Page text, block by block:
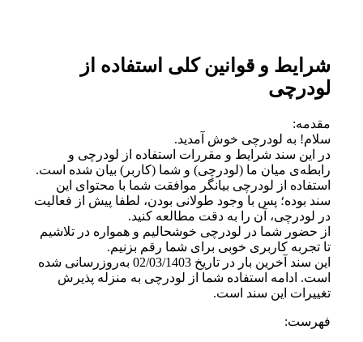
شرایط و قوانین کلی استفاده از
لودرچی
مقدمه:
سلام! به لودرچی خوش آمدید.
در این سند شرایط و مقررات استفاده از لودرچی و
رابطه‌ی میان ما (لودرچی) و شما (کاربر) بیان شده است.
استفاده از لودرچی بیانگر موافقت شما با محتوای این
سند بوده؛ پس با وجود طولانی بودن، لطفا پیش از فعالیت
در لودرچی، آن را به دقت مطالعه کنید.
از حضور شما در لودرچی خوشحالیم و همواره در تلاشیم
تا تجربه کاربری خوبی برای شما رقم بزنیم.
این سند آخرین بار در تاریخ 02/03/1403 به‌روزرسانی شده‌‌
است. ادامه استفاده شما از لودرچی به منزله پذیرش
تغییرات این سند است.
فهرست: